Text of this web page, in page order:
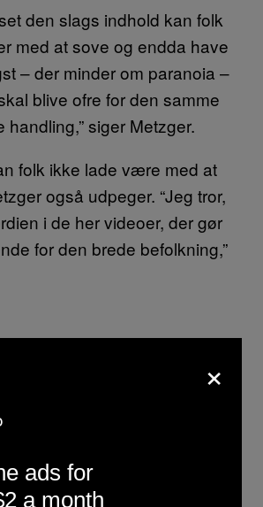
den slags indhold kan folk
med at sove og endda have
– der minder om paranoia –
blive ofre for den samme
siger Metzger.
folk ikke lade være med at
også udpeger. “Jeg tror,
i de her videoer, der gør
for den brede befolkning,”
×
ads for
a month